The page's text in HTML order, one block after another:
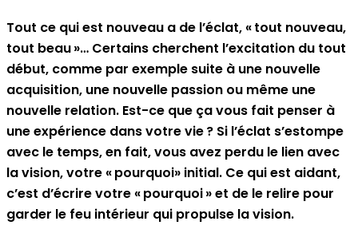
Tout ce qui est nouveau a de l’éclat, « tout nouveau,
tout beau »… Certains cherchent l’excitation du tout
début, comme par exemple suite à une nouvelle
acquisition, une nouvelle passion ou même une
nouvelle relation. Est-ce que ça vous fait penser à
une expérience dans votre vie ? Si l’éclat s’estompe
avec le temps, en fait, vous avez perdu le lien avec
la vision, votre « pourquoi» initial. Ce qui est aidant,
c’est d’écrire votre « pourquoi » et de le relire pour
garder le feu intérieur qui propulse la vision.